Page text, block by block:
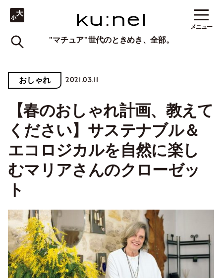
"マチュア"世代のときめき、全部。
メニュー
おしゃれ 2021.03.11
【春のおしゃれ計画、教えて
ください】サステナブル＆
エコロジカルを自然に楽し
むマリアさんのクローゼッ
ト